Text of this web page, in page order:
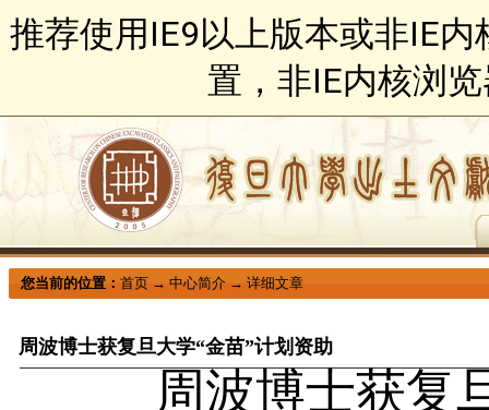
推荐使用IE9以上版本或非IE
置，非IE内核浏
您当前的位置：首页 →中心简介 →详细文章
周波博士获复旦大学“金苗”计划资助
周波博士获复